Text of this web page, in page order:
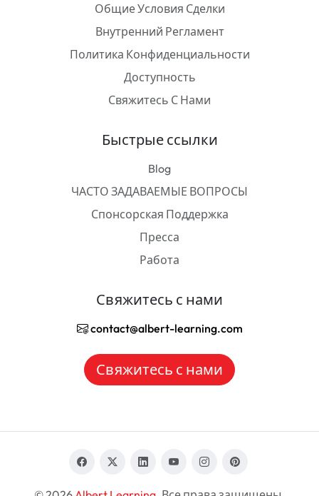
Общие Условия Сделки
Внутренний Регламент
Политика Конфиденциальности
Доступность
Свяжитесь С Нами
Быстрые ссылки
Blog
ЧАСТО ЗАДАВАЕМЫЕ ВОПРОСЫ
Спонсорская Поддержка
Пресса
Работа
Свяжитесь с нами
contact@albert-learning.com
Свяжитесь с нами